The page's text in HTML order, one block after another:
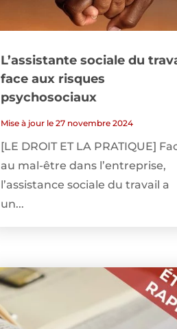
L’assistante sociale du
face aux risques
psychosociaux
Mise à jour le 27 novembre 2024
[LE DROIT ET LA PRATIQUE]
au mal-être dans l’entreprise,
l’assistance sociale du travail a
un...